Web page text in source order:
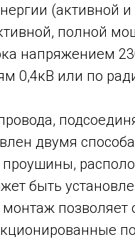
(активной и
полной
напряжением
0,4кВ или по
двумя
проушины,
быть
позволяет